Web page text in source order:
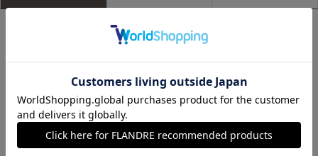
大人気のCuooホールガーメントシリーズ。凹凸感のある鹿の子
編みにすることでさらっとした清涼感のあるタッチにしあげて
います。肘が隠れるくらいの袖丈に、デコルテを美しく見せる
ボートネックのデザイン。女性らしく品のある印象で幅広いス
タイリングで活躍してくれる上質なアイテムです。
■素材